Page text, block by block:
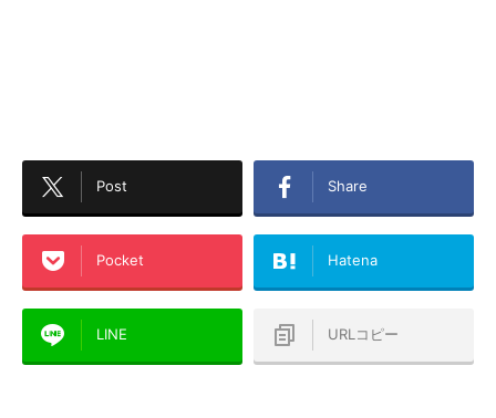
Post Share
Pocket Hatena
LINE URLコピー